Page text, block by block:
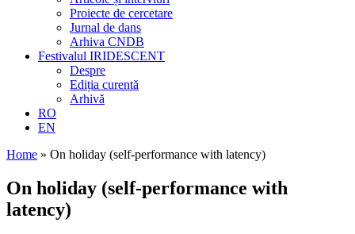
Proiecte de cercetare
Jurnal de dans
Arhiva CNDB
Festivalul IRIDESCENT
Despre
Ediția curentă
Arhivă
RO
EN
Home » On holiday (self-performance with latency)
On holiday (self-performance with
latency)